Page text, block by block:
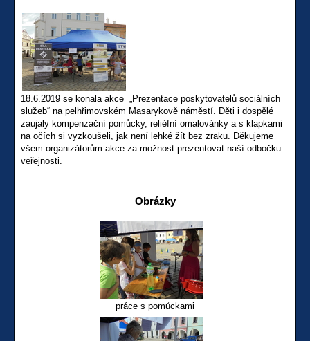
18.6.2019 se konala akce „Prezentace poskytovatelů sociálních
služeb“ na pelhřimovském Masarykově náměstí. Děti i dospělé
zaujaly kompenzační pomůcky, reliéfní omalovánky a s klapkami
na očích si vyzkoušeli, jak není lehké žít bez zraku. Děkujeme
všem organizátorům akce za možnost prezentovat naší odbočku
veřejnosti.
Obrázky
práce s pomůckami